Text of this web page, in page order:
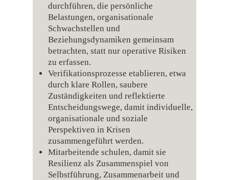
durchführen, die persönliche
Belastungen, organisationale
Schwachstellen und
Beziehungsdynamiken gemeinsam
betrachten, statt nur operative Risiken
zu erfassen.
Verifikationsprozesse etablieren, etwa
durch klare Rollen, saubere
Zuständigkeiten und reflektierte
Entscheidungswege, damit individuelle,
organisationale und soziale
Perspektiven in Krisen
zusammengeführt werden.
Mitarbeitende schulen, damit sie
Resilienz als Zusammenspiel von
Selbstführung, Zusammenarbeit und